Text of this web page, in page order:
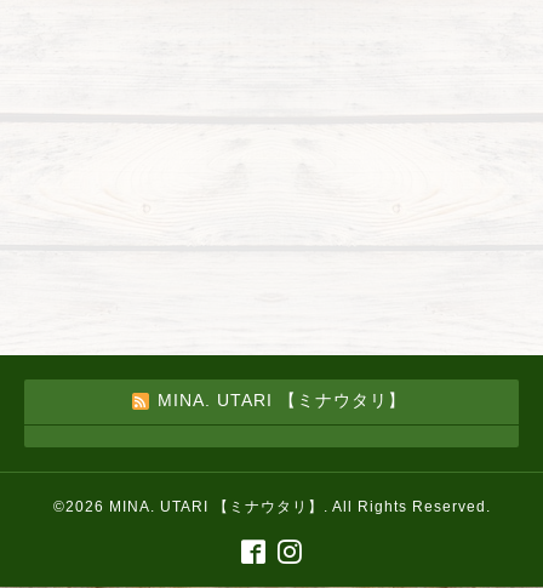
MINA. UTARI 【ミナウタリ】
©2026 MINA. UTARI 【ミナウタリ】 . All Rights Reserved.